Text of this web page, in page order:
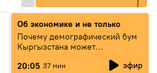
Об экономике и не только
Почему демографический бум
Кыргызстана может
превратиться в проблему и как
этого избежать
20:05 37 мин эфир